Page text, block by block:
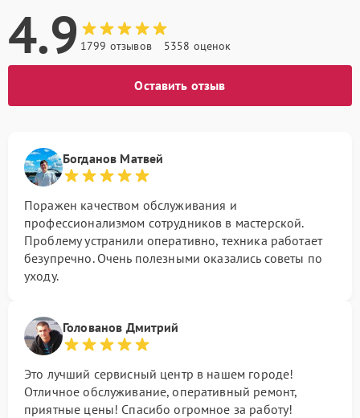
4.9 1799 отзывов 5358 оценок
Оставить отзыв
Богданов Матвей
Поражен качеством обслуживания и
профессионализмом сотрудников в мастерской.
Проблему устранили оперативно, техника работает
безупречно. Очень полезными оказались советы по
уходу.
Голованов Дмитрий
Это лучший сервисный центр в нашем городе!
Отличное обслуживание, оперативный ремонт,
приятные цены! Спасибо огромное за работу!